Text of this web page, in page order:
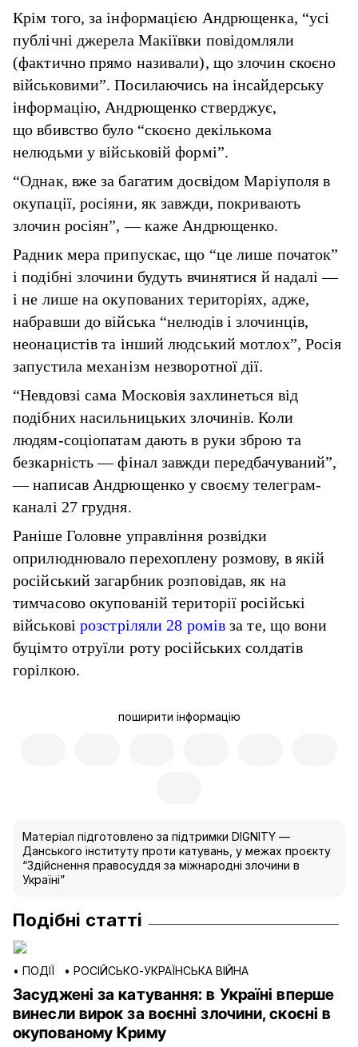
Крім того, за інформацією Андрющенка, “усі
публічні джерела Макіївки повідомляли
(фактично прямо називали), що злочин скоєно
військовими”. Посилаючись на інсайдерську
інформацію, Андрющенко стверджує,
що вбивство було “скоєно декількома
нелюдьми у військовій формі”.
“Однак, вже за багатим досвідом Маріуполя в
окупації, росіяни, як завжди, покривають
злочин росіян”, — каже Андрющенко.
Радник мера припускає, що “це лише початок”
і подібні злочини будуть вчинятися й надалі —
і не лише на окупованих територіях, адже,
набравши до війська “нелюдів і злочинців,
неонацистів та інший людський мотлох”, Росія
запустила механізм незворотної дії.
“Невдовзі сама Московія захлинеться від
подібних насильницьких злочинів. Коли
людям-соціопатам дають в руки зброю та
безкарність — фінал завжди передбачуваний”,
— написав Андрющенко у своєму телеграм-
каналі 27 грудня.
Раніше Головне управління розвідки
оприлюднювало перехоплену розмову, в якій
російський загарбник розповідав, як на
тимчасово окупованій території російські
військові розстріляли 28 ромів за те, що вони
буцімто отруїли роту російських солдатів
горілкою.
поширити інформацію
Матеріал підготовлено за підтримки DIGNITY —
Данського інституту проти катувань, у межах проєкту
“Здійснення правосуддя за міжнародні злочини в
Україні”
Подібні статті
• ПОДІЇ • РОСІЙСЬКО-УКРАЇНСЬКА ВІЙНА
Засуджені за катування: в Україні вперше
винесли вирок за воєнні злочини, скоєні в
окупованому Криму